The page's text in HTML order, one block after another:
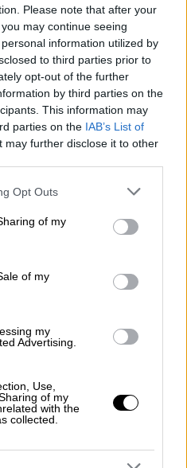
Please note that after your
may continue seeing
information utilized by
to third parties prior to
opt-out of the further
by third parties on the
This information may
parties on the IAB’s List of
may further disclose it to other
uses one or more Google
behaviour. You may click to
and its third-party tags to
purposes in below Google
Opt Outs
of my
of my
my
Advertising.
Use,
of my
with the
collected.
αναφέρει